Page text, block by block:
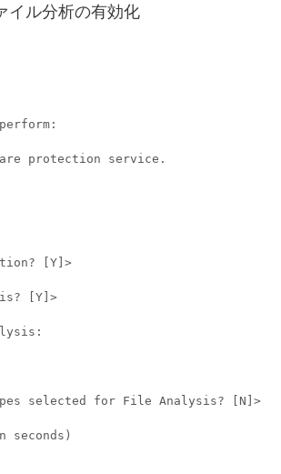
イル分析の有効化
protection service.
[Y]>
[Y]>
selected for File Analysis? [N]>
seconds)